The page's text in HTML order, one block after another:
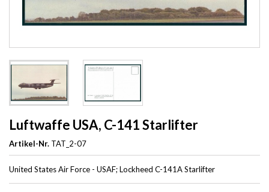
Luftwaffe USA, C-141 Starlifter
Artikel-Nr. TAT_2-07
United States Air Force - USAF; Lockheed C-141A Starlifter